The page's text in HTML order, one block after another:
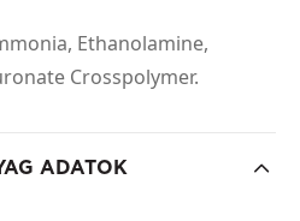
Ethanolamine,
Crosspolymer.
ADATOK